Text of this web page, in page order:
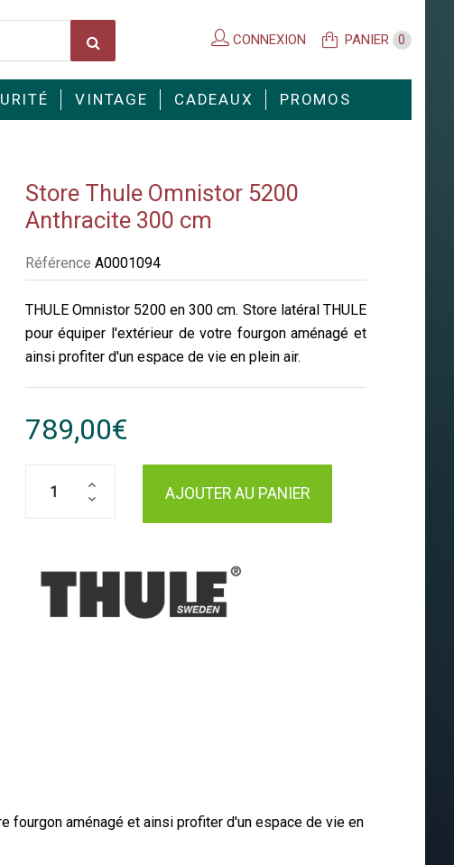
CONNEXION PANIER 0
VINTAGE CADEAUX PROMOS
Store Thule Omnistor 5200
Anthracite 300 cm
Référence A0001094
THULE Omnistor 5200 en 300 cm. Store latéral THULE
pour équiper l'extérieur de votre fourgon aménagé et
ainsi profiter d'un espace de vie en plein air.
789,00€
AJOUTER AU PANIER
fourgon aménagé et ainsi profiter d'un espace de vie en